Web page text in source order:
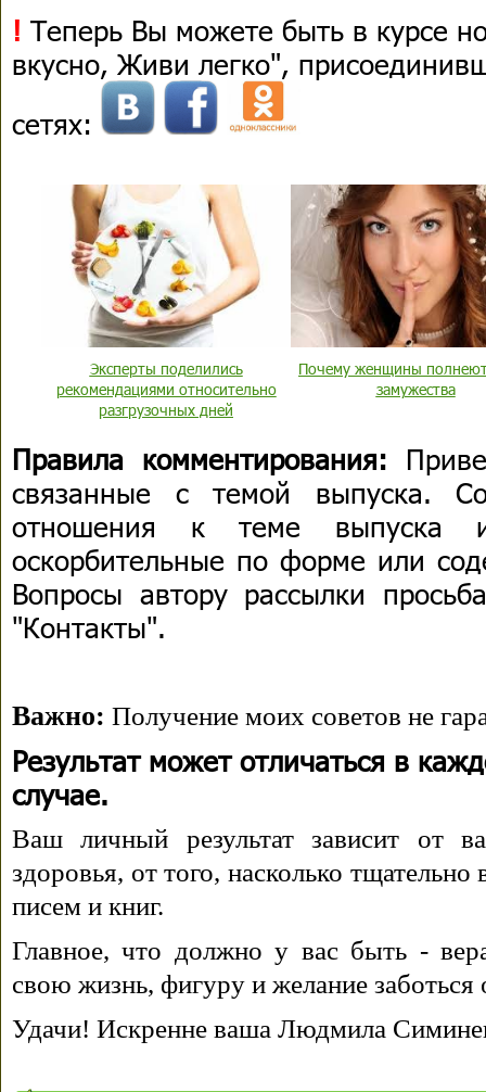
! Теперь Вы можете быть в курсе
вкусно, Живи легко",
сетях:
Эксперты поделились
рекомендациями относительно
разгрузочных дней
Почему женщины
замужества
Правила комментирования:
связанные с темой выпуска.
отношения к теме выпуска
оскорбительные по форме или
Вопросы автору рассылки
"Контакты".
Важно: Получение моих советов не
Результат может отличаться в
случае.
Ваш личный результат зависит от
здоровья, от того, насколько
писем и книг.
Главное, что должно у вас быть -
свою жизнь, фигуру и желание заботься
Удачи! Искренне ваша Людмила